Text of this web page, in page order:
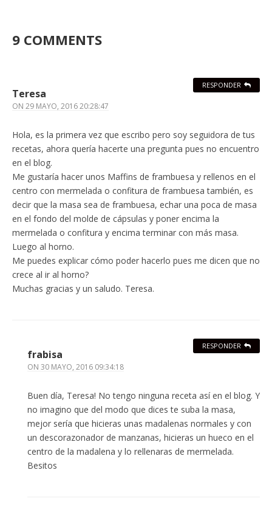
9 COMMENTS
Teresa
ON 29 MAYO, 2016 20:28:47
Hola, es la primera vez que escribo pero soy seguidora de tus
recetas, ahora quería hacerte una pregunta pues no encuentro
en el blog.
Me gustaría hacer unos Maffins de frambuesa y rellenos en el
centro con mermelada o confitura de frambuesa también, es
decir que la masa sea de frambuesa, echar una poca de masa
en el fondo del molde de cápsulas y poner encima la
mermelada o confitura y encima terminar con más masa.
Luego al horno.
Me puedes explicar cómo poder hacerlo pues me dicen que no
crece al ir al horno?
Muchas gracias y un saludo. Teresa.
RESPONDER
frabisa
ON 30 MAYO, 2016 09:34:18
Buen día, Teresa! No tengo ninguna receta así en el blog. Y
no imagino que del modo que dices te suba la masa,
mejor sería que hicieras unas madalenas normales y con
un descorazonador de manzanas, hicieras un hueco en el
centro de la madalena y lo rellenaras de mermelada.
Besitos
RESPONDER